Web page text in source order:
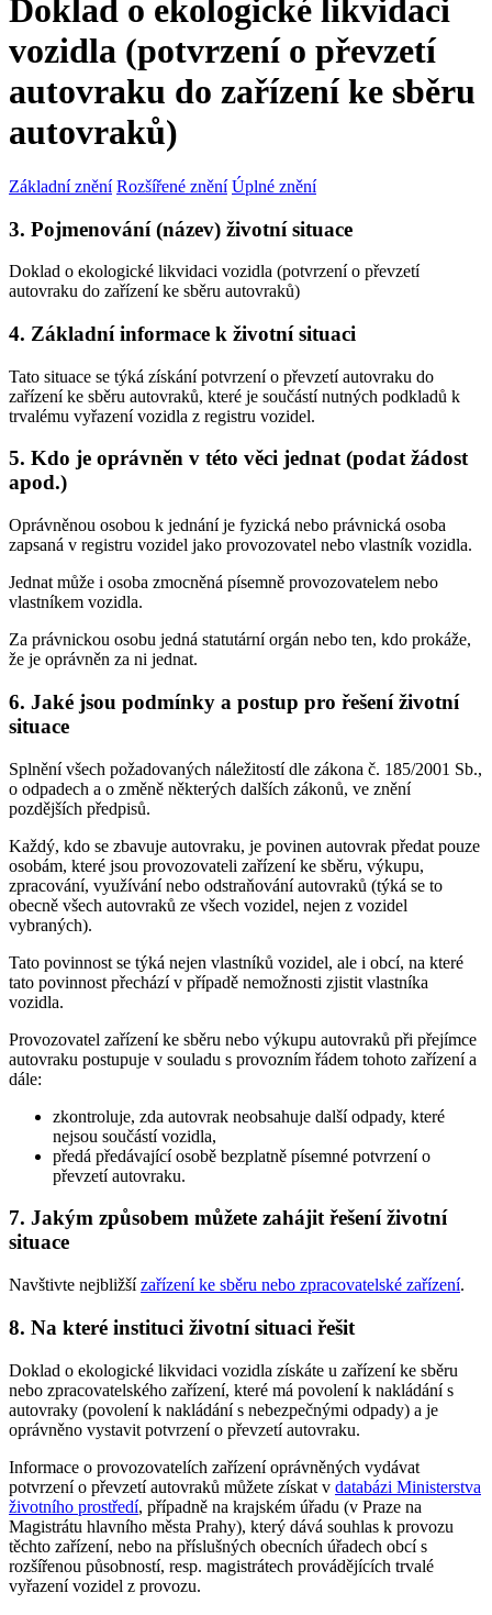
Doklad o ekologické likvidaci
vozidla (potvrzení o převzetí
autovraku do zařízení ke sběru
autovraků)
Základní znění Rozšířené znění Úplné znění
3. Pojmenování (název) životní situace
Doklad o ekologické likvidaci vozidla (potvrzení o převzetí
autovraku do zařízení ke sběru autovraků)
4. Základní informace k životní situaci
Tato situace se týká získání potvrzení o převzetí autovraku do
zařízení ke sběru autovraků, které je součástí nutných podkladů k
trvalému vyřazení vozidla z registru vozidel.
5. Kdo je oprávněn v této věci jednat (podat žádost
apod.)
Oprávněnou osobou k jednání je fyzická nebo právnická osoba
zapsaná v registru vozidel jako provozovatel nebo vlastník vozidla.
Jednat může i osoba zmocněná písemně provozovatelem nebo
vlastníkem vozidla.
Za právnickou osobu jedná statutární orgán nebo ten, kdo prokáže,
že je oprávněn za ni jednat.
6. Jaké jsou podmínky a postup pro řešení životní
situace
Splnění všech požadovaných náležitostí dle zákona č. 185/2001 Sb.,
o odpadech a o změně některých dalších zákonů, ve znění
pozdějších předpisů.
Každý, kdo se zbavuje autovraku, je povinen autovrak předat pouze
osobám, které jsou provozovateli zařízení ke sběru, výkupu,
zpracování, využívání nebo odstraňování autovraků (týká se to
obecně všech autovraků ze všech vozidel, nejen z vozidel
vybraných).
Tato povinnost se týká nejen vlastníků vozidel, ale i obcí, na které
tato povinnost přechází v případě nemožnosti zjistit vlastníka
vozidla.
Provozovatel zařízení ke sběru nebo výkupu autovraků při přejímce
autovraku postupuje v souladu s provozním řádem tohoto zařízení a
dále:
zkontroluje, zda autovrak neobsahuje další odpady, které
nejsou součástí vozidla,
předá předávající osobě bezplatně písemné potvrzení o
převzetí autovraku.
7. Jakým způsobem můžete zahájit řešení životní
situace
Navštivte nejbližšízařízení ke sběru nebo zpracovatelské zařízení.
8. Na které instituci životní situaci řešit
Doklad o ekologické likvidaci vozidla získáte u zařízení ke sběru
nebo zpracovatelského zařízení, které má povolení k nakládání s
autovraky (povolení k nakládání s nebezpečnými odpady) a je
oprávněno vystavit potvrzení o převzetí autovraku.
Informace o provozovatelích zařízení oprávněných vydávat
potvrzení o převzetí autovraků můžete získat v databázi Ministerstva
životního prostředí, případně na krajském úřadu (v Praze na
Magistrátu hlavního města Prahy), který dává souhlas k provozu
těchto zařízení, nebo na příslušných obecních úřadech obcí s
rozšířenou působností, resp. magistrátech provádějících trvalé
vyřazení vozidel z provozu.